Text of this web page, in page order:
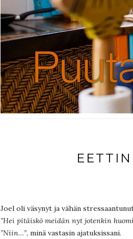
Joel oli väsynyt ja vähän
”Hei pitäiskö meidän nyt jotenkin
”Niin…”, minä vastasin ajatuksissani.